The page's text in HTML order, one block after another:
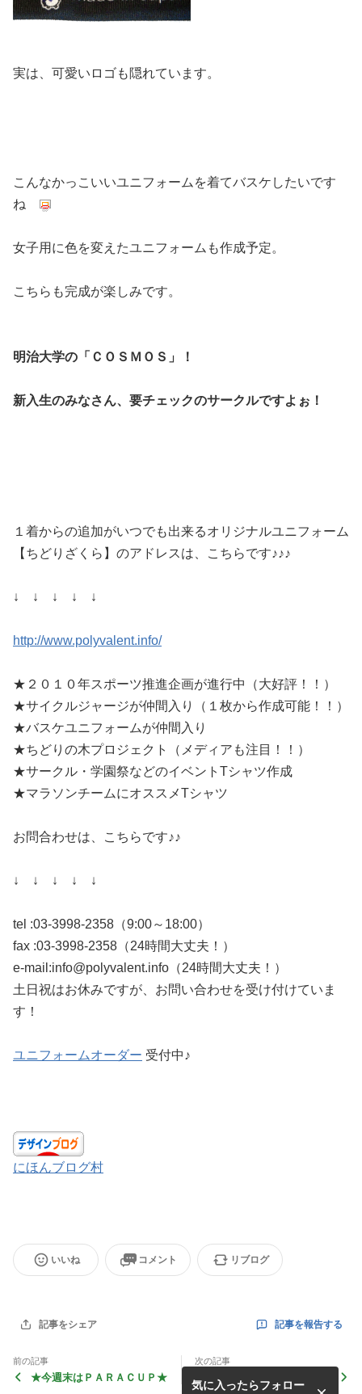
実は、可愛いロゴも隠れています。
こんなかっこいいユニフォームを着てバスケしたいです
ね
女子用に色を変えたユニフォームも作成予定。
こちらも完成が楽しみです。
明治大学の「ＣＯＳＭＯＳ」！
新入生のみなさん、要チェックのサークルですよぉ！
１着からの追加がいつでも出来るオリジナルユニフォーム
【ちどりざくら】のアドレスは、こちらです♪♪♪
↓ ↓ ↓ ↓ ↓
http://www.polyvalent.info/
★２０１０年スポーツ推進企画が進行中（大好評！！）
★サイクルジャージが仲間入り（１枚から作成可能！！）
★バスケユニフォームが仲間入り
★ちどりの木プロジェクト（メディアも注目！！）
★サークル・学園祭などのイベントTシャツ作成
★マラソンチームにオススメTシャツ
お問合わせは、こちらです♪♪
↓ ↓ ↓ ↓ ↓
tel :03-3998-2358（9:00～18:00）
fax :03-3998-2358（24時間大丈夫！）
e-mail:info@polyvalent.info（24時間大丈夫！）
土日祝はお休みですが、お問い合わせを受け付けていま
す！
ユニフォームオーダー 受付中♪
にほんブログ村
いいね コメント リブログ
記事をシェア 記事を報告する
前の記事
★今週末はＰＡＲＡＣＵＰ★
次の記事
★サ、サインペンが・・・★
気に入ったらフォロー